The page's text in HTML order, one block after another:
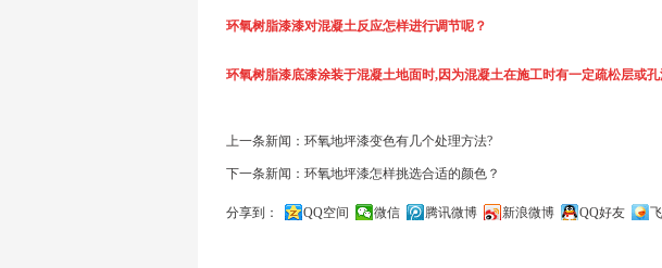
环氧树脂漆漆对混凝土反应怎样进行调节呢？
在环氧树脂漆底漆涂装于混凝土地面时,因为混凝土在施工时有一定疏松层
泥地面的毛细孔对行封闭,以增加和提高水泥地坪表面的的粘接力和附着力,
基础,所以调整环氧树脂漆对混凝土的反应时间至关重要,可根据固化剂的成分
环氧树脂漆底漆涂装于混凝土地面时,因为混凝土在施工时有一定疏松层或
地面的毛细孔对行封闭,以增加和提高水泥地坪表面的的粘接力和附着力,增
础,所以调整环氧树脂 地坪漆 对混凝土的反应时间至关重要,可根据固化剂的
上一条新闻：环氧地坪漆变色有几个处理方法?
下一条新闻：环氧地坪漆怎样挑选合适的颜色？
分享到： QQ空间 微信 腾讯微博 新浪微博 QQ好友